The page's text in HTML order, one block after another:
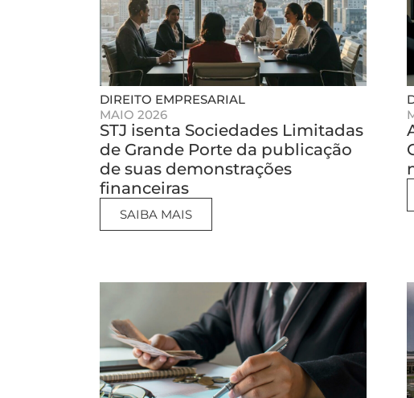
DIREITO EMPRESARIAL
MAIO 2026
STJ isenta Sociedades Limitadas
de Grande Porte da publicação
de suas demonstrações
financeiras
SAIBA MAIS